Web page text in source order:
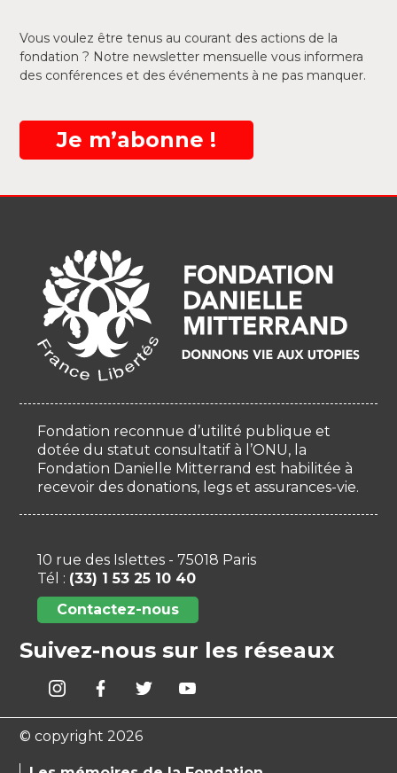
Vous voulez être tenus au courant des actions de la
fondation ? Notre newsletter mensuelle vous informera
des conférences et des événements à ne pas manquer.
Je m’abonne !
Fondation reconnue d’utilité publique et
dotée du statut consultatif à l’ONU, la
Fondation Danielle Mitterrand est habilitée à
recevoir des donations, legs et assurances-vie.
10 rue des Islettes - 75018 Paris
Tél : (33) 1 53 25 10 40
Contactez-nous
Suivez-nous sur les réseaux
© copyright 2026